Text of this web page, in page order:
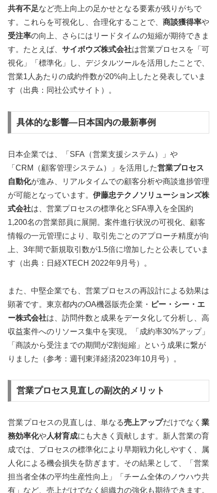
共有不足など売上向上の足かせとなる要素が残りがちで
す。これらを可視化し、合理化することで、 商談獲得率や
受注率の向上、さらにはリードタイムの短縮が期待できま
す。たとえば、 サイボウズ株式会社は営業プロセスを「可
視化」「標準化」し、デジタルツールを活用したことで、
営業1人あたりの成約件数が20%向上したと発表していま
す（出典：同社公式サイト）。
具体的な影響―日本国内の最新事例
日本企業では、「SFA（営業支援システム）」や
「CRM（顧客管理システム）」を活用した営業プロセス
自動化が進み、リアルタイムでの顧客分析や商談進捗管理
が可能となっています。 伊藤忠テクノソリューションズ株
式会社は、営業プロセスの標準化とSFA導入を全国約
1,200名の営業部員に展開。案件進行状況の可視化、顧客
情報の一元管理により、取引先ごとのアプローチ精度が向
上、3年間で新規取引数が1.5倍に増加したと公表していま
す（出典：日経XTECH 2022年9月号）。
また、中堅企業でも、営業プロセスの再設計による効果は
顕著です。東京都内のOA機器販売企業・ ピー・シー・エ
ー株式会社は、訪問件数と成果をデータ化して分析し、高
収益案件へのリソース集中を実現。「成約率30%アップ」
「商談から受注までの期間が2割短縮」という成果に繋が
りました（参考：週刊東洋経済2023年10月号）。
営業プロセス見直しの副次的メリット
営業プロセスの見直しは、単なる売上アップだけでなく 業
務効率化や人材育成にも大きく貢献します。新人営業の育
成では、プロセスの標準化により早期戦力化しやすく、属
人化による機会損失を防ぎます。その結果として、「営業
担当者全体の平均生産性向上」「チーム全体のノウハウ共
有」など、売上だけでなく組織力の強化も期待できます。